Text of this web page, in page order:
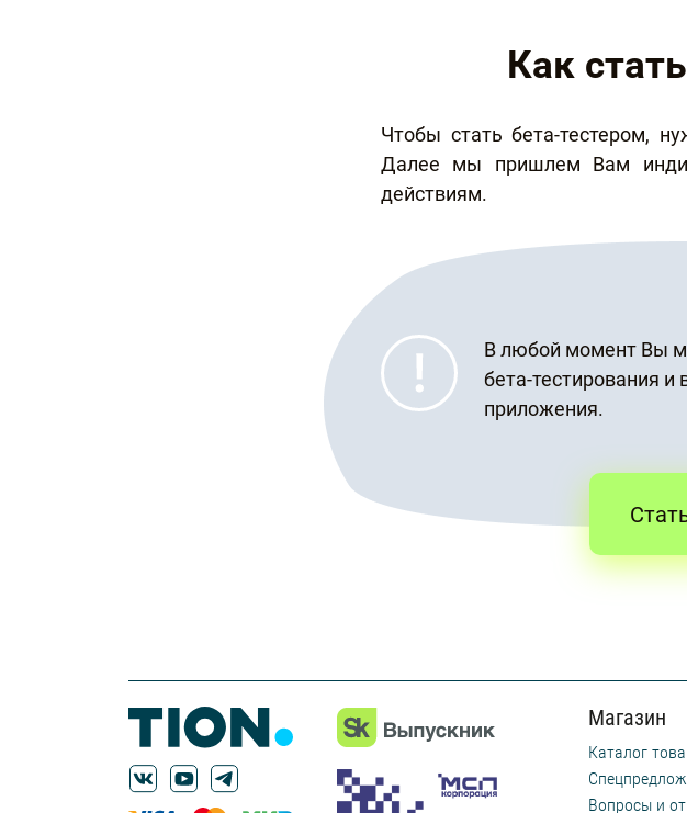
Как
Чтобы стать бета-тестером,
Далее мы пришлем Вам
действиям.
В любой момент Вы
бета-тестирования и
приложения.
Магазин
Каталог
Вопросы и